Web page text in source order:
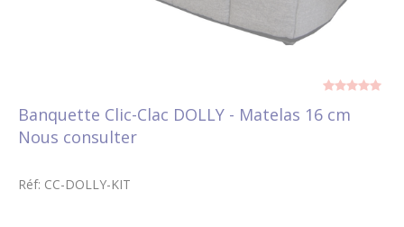
Banquette Clic-Clac DOLLY - Matelas 16 cm
Nous consulter
Réf: CC-DOLLY-KIT